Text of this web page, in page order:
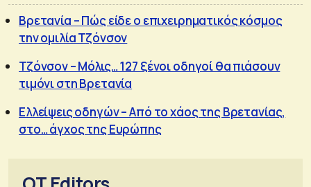
Βρετανία – Πώς είδε ο επιχειρηματικός κόσμος
την ομιλία Τζόνσον
Τζόνσον – Μόλις… 127 ξένοι οδηγοί θα πιάσουν
τιμόνι στη Βρετανία
Ελλείψεις οδηγών – Από το χάος της Βρετανίας,
στο… άγχος της Ευρώπης